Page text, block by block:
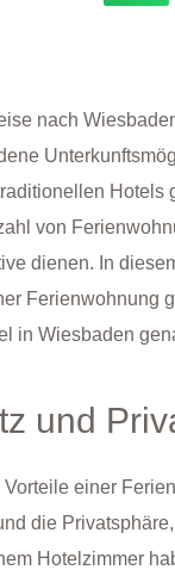
nach
Hotels
von
dienen. In
Ferienwohnung
in Wiesbaden
und
einer
die
Hotelzimmer